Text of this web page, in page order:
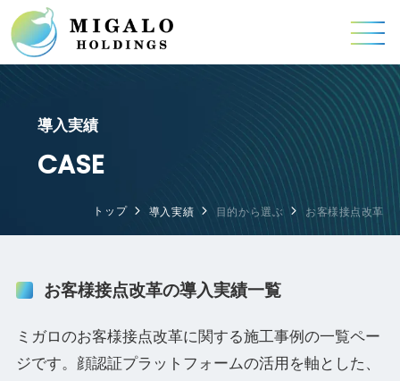
導入実績
CASE
トップ 導入実績 目的から選ぶ お客様接点改革
お客様接点改革の導入実績一覧
ミガロのお客様接点改革に関する施工事例の一覧ペー
ジです。顔認証プラットフォームの活用を軸とした、